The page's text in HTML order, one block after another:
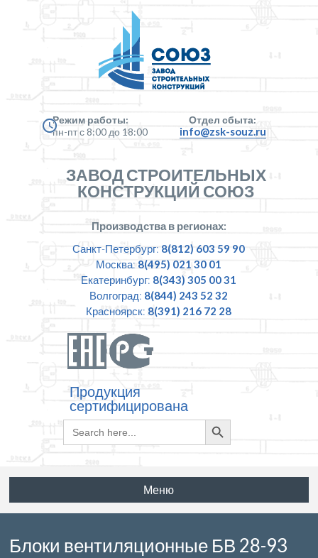
Режим работы:
пн-пт с 8:00 до 18:00
Отдел сбыта:
info@zsk-souz.ru
ЗАВОД СТРОИТЕЛЬНЫХ
КОНСТРУКЦИЙ СОЮЗ
Производства в регионах:
Санкт-Петербург: 8(812) 603 59 90
Москва: 8(495) 021 30 01
Екатеринбург: 8(343) 305 00 31
Волгоград: 8(844) 243 52 32
Красноярск: 8(391) 216 72 28
Продукция
сертифицирована
Search
for:
Search
Button
Меню
Блоки вентиляционные БВ 28-93